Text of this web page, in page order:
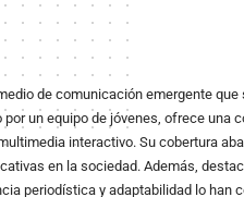
de comunicación emergente
por un equipo de jóvenes, ofrece
interactivo. Su cobertura
en la sociedad. Además,
periodística y adaptabilidad lo han